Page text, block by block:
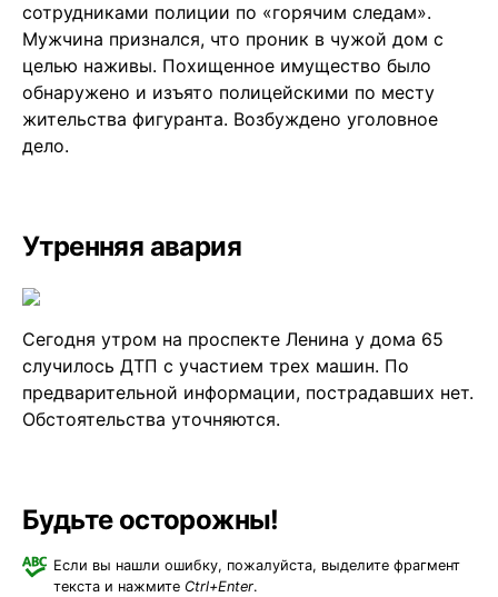
сотрудниками полиции по «горячим следам».
Мужчина признался, что проник в чужой дом с
целью наживы. Похищенное имущество было
обнаружено и изъято полицейскими по месту
жительства фигуранта. Возбуждено уголовное
дело.
Утренняя авария
Сегодня утром на проспекте Ленина у дома 65
случилось ДТП с участием трех машин. По
предварительной информации, пострадавших нет.
Обстоятельства уточняются.
Будьте осторожны!
Если вы нашли ошибку, пожалуйста, выделите фрагмент
текста и нажмите Ctrl+Enter.